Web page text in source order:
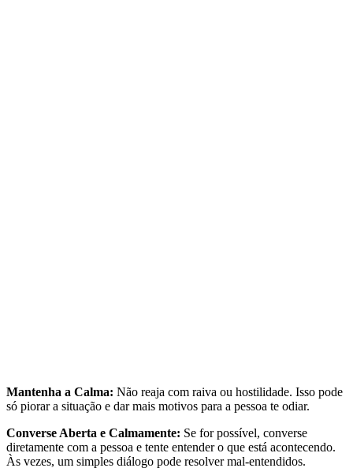
Mantenha a Calma: Não reaja com raiva ou hostilidade. Isso pode
só piorar a situação e dar mais motivos para a pessoa te odiar.
Converse Aberta e Calmamente: Se for possível, converse
diretamente com a pessoa e tente entender o que está acontecendo.
Às vezes, um simples diálogo pode resolver mal-entendidos.